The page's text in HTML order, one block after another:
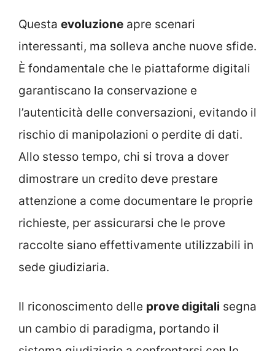
Questa evoluzione apre scenari
interessanti, ma solleva anche nuove sfide.
È fondamentale che le piattaforme digitali
garantiscano la conservazione e
l’autenticità delle conversazioni, evitando il
rischio di manipolazioni o perdite di dati.
Allo stesso tempo, chi si trova a dover
dimostrare un credito deve prestare
attenzione a come documentare le proprie
richieste, per assicurarsi che le prove
raccolte siano effettivamente utilizzabili in
sede giudiziaria.
Il riconoscimento delle prove digitali segna
un cambio di paradigma, portando il